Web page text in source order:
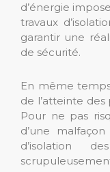
d’énergie
travaux
garantir une
de sécurité.
En même
de l’atteinte des
Pour ne pas
d’une
d’isolation